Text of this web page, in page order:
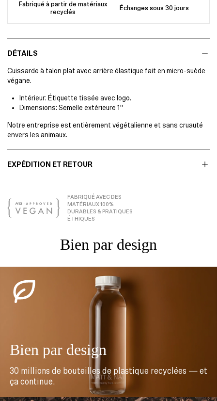
Fabriqué à partir de matériaux
recyclés
Échanges sous 30 jours
DÉTAILS
Cuissarde à talon plat avec arrière élastique fait en micro-suède
végane.
Intérieur: Étiquette tissée avec logo.
Dimensions: Semelle extérieure 1"
Notre entreprise est entièrement végétalienne et sans cruauté
envers les animaux.
EXPÉDITION ET RETOUR
FABRIQUÉ AVEC DES
MATÉRIAUX 100%
DURABLES & PRATIQUES
ÉTHIQUES
Bien par design
Bien par design
30 millions de bouteilles de plastique recyclées — et
ça continue.